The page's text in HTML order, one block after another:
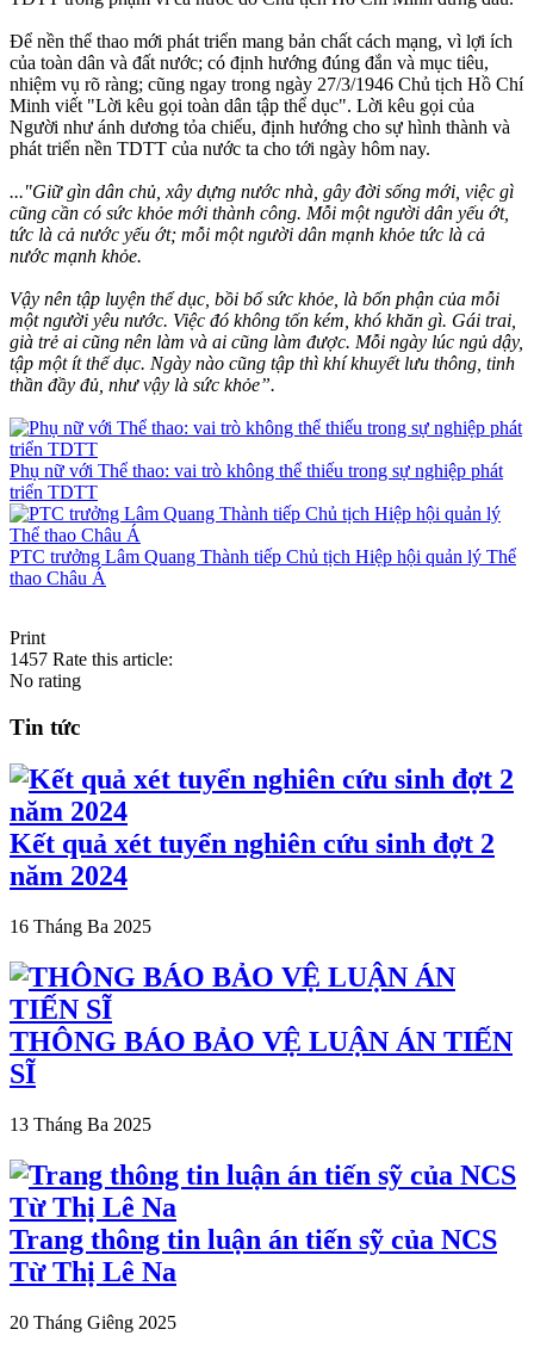
Để nền thể thao mới phát triển mang bản chất cách mạng, vì lợi ích
của toàn dân và đất nước; có định hướng đúng đắn và mục tiêu,
nhiệm vụ rõ ràng; cũng ngay trong ngày 27/3/1946 Chủ tịch Hồ Chí
Minh viết "Lời kêu gọi toàn dân tập thể dục". Lời kêu gọi của
Người như ánh dương tỏa chiếu, định hướng cho sự hình thành và
phát triển nền TDTT của nước ta cho tới ngày hôm nay.
..."Giữ gìn dân chủ, xây dựng nước nhà, gây đời sống mới, việc gì
cũng cần có sức khỏe mới thành công. Mỗi một người dân yếu ớt,
tức là cả nước yếu ớt; mỗi một người dân mạnh khỏe tức là cả
nước mạnh khỏe.
Vậy nên tập luyện thể dục, bồi bổ sức khỏe, là bổn phận của mỗi
một người yêu nước. Việc đó không tốn kém, khó khăn gì. Gái trai,
già trẻ ai cũng nên làm và ai cũng làm được. Mỗi ngày lúc ngủ dậy,
tập một ít thể dục. Ngày nào cũng tập thì khí khuyết lưu thông, tinh
thần đầy đủ, như vậy là sức khỏe”.
Phụ nữ với Thể thao: vai trò không thể thiếu trong sự nghiệp phát
triển TDTT
PTC trưởng Lâm Quang Thành tiếp Chủ tịch Hiệp hội quản lý Thể
thao Châu Á
Print
1457 Rate this article:
No rating
Tin tức
Kết quả xét tuyển nghiên cứu sinh đợt 2
năm 2024
16 Tháng Ba 2025
THÔNG BÁO BẢO VỆ LUẬN ÁN TIẾN
SĨ
13 Tháng Ba 2025
Trang thông tin luận án tiến sỹ của NCS
Từ Thị Lê Na
20 Tháng Giêng 2025